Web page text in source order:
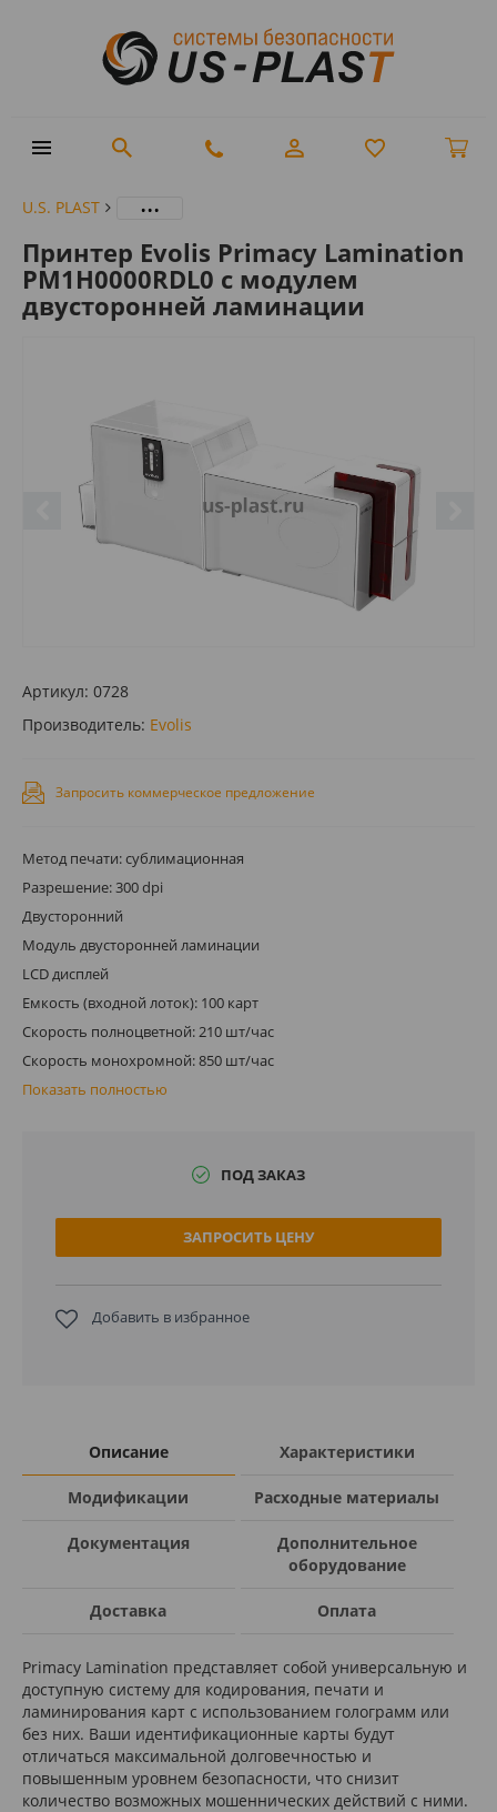
U.S. PLAST ...
Принтер Evolis Primacy Lamination
PM1H0000RDL0 с модулем
двусторонней ламинации
Артикул: 0728
Производитель: Evolis
Запросить коммерческое предложение
Метод печати: сублимационная
Разрешение: 300 dpi
Двусторонний
Модуль двусторонней ламинации
LCD дисплей
Емкость (входной лоток): 100 карт
Скорость полноцветной: 210 шт/час
Скорость монохромной: 850 шт/час
Показать полностью
ПОД ЗАКАЗ
ЗАПРОСИТЬ ЦЕНУ
Добавить в избранное
Описание Характеристики
Модификации Расходные материалы
Документация
Дополнительное
оборудование
Доставка Оплата
Primacy Lamination представляет собой универсальную и
доступную систему для кодирования, печати и
ламинирования карт с использованием голограмм или
без них. Ваши идентификационные карты будут
отличаться максимальной долговечностью и
повышенным уровнем безопасности, что снизит
количество возможных мошеннических действий с ними.